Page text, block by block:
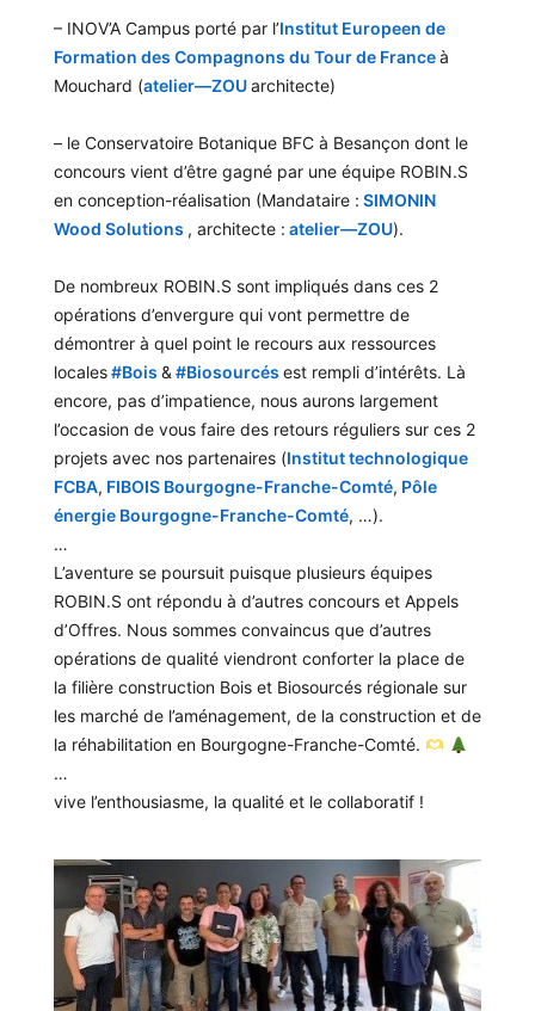
– INOV’A Campus porté par l’Institut Europeen de
Formation des Compagnons du Tour de Franceà
Mouchard (atelier—ZOUarchitecte)
– le Conservatoire Botanique BFC à Besançon dont le
concours vient d’être gagné par une équipe ROBIN.S
en conception-réalisation (Mandataire : SIMONIN
Wood Solutions , architecte : atelier—ZOU).
De nombreux ROBIN.S sont impliqués dans ces 2
opérations d’envergure qui vont permettre de
démontrer à quel point le recours aux ressources
locales
hashtag
#Bois &
hashtag
#Biosourcés est rempli d’intérêts. Là
encore, pas d’impatience, nous aurons largement
l’occasion de vous faire des retours réguliers sur ces 2
projets avec nos partenaires (Institut technologique
FCBA, FIBOIS Bourgogne-Franche-Comté, Pôle
énergie Bourgogne-Franche-Comté, …).
…
L’aventure se poursuit puisque plusieurs équipes
ROBIN.S ont répondu à d’autres concours et Appels
d’Offres. Nous sommes convaincus que d’autres
opérations de qualité viendront conforter la place de
la filière construction Bois et Biosourcés régionale sur
les marché de l’aménagement, de la construction et de
la réhabilitation en Bourgogne-Franche-Comté.
…
vive l’enthousiasme, la qualité et le collaboratif !